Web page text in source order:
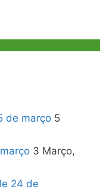
de março 5
3 Março,
24 de